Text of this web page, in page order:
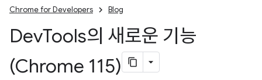
Chrome for Developers Blog
DevTools의 새로운 기능
(Chrome 115)